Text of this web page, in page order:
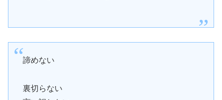
諦めない
裏切らない